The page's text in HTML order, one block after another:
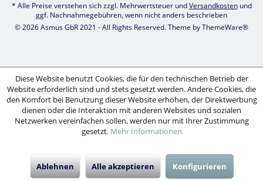
* Alle Preise verstehen sich zzgl. Mehrwertsteuer undVersandkostenund
ggf. Nachnahmegebühren, wenn nicht anders beschrieben
© 2026 Asmus GbR 2021 - All Rights Reserved. Theme byThemeWare®
Diese Website benutzt Cookies, die für den technischen Betrieb der
Website erforderlich sind und stets gesetzt werden. Andere Cookies, die
den Komfort bei Benutzung dieser Website erhöhen, der Direktwerbung
dienen oder die Interaktion mit anderen Websites und sozialen
Netzwerken vereinfachen sollen, werden nur mit Ihrer Zustimmung
gesetzt. Mehr Informationen
Ablehnen Alle akzeptieren Konfigurieren